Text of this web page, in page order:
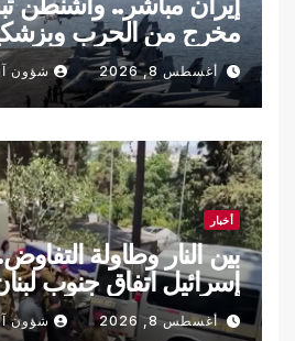
مخرج من الحرب
خلافات داخلية
أغسطس 8, 2026 شؤون
أخبار
بين النار وطاولة
إسرائيل اتفاق جنوب
أغسطس 8, 2026 شؤون